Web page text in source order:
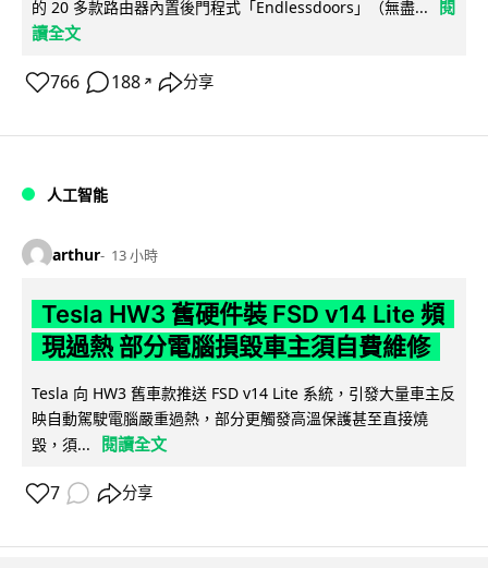
的 20 多款路由器內置後門程式「Endlessdoors」（無盡...
閱
讀全文
766 188 ↗ 分享
人工智能
arthur 13 小時
Tesla HW3 舊硬件裝 FSD v14 Lite 頻
現過熱 部分電腦損毀車主須自費維修
Tesla 向 HW3 舊車款推送 FSD v14 Lite 系統，引發大量車主反
映自動駕駛電腦嚴重過熱，部分更觸發高溫保護甚至直接燒
毀，須...
閱讀全文
7 分享